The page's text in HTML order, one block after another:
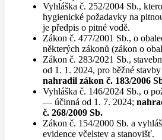
Vyhláška č. 252/2004 Sb.,
hygienické požadavky na
je předpis o pitné vodě.
Zákon č. 477/2001 Sb., o
některých zákonů (zákon o
Zákon č. 283/2021 Sb.,
od 1. 1. 2024, pro běžné
nahradil zákon č. 183/2006
Vyhláška č. 146/2024 Sb., o
— účinná od 1. 7. 2024;
č. 268/2009 Sb.
Zákon č. 154/2000 Sb. a
evidence včelstev a stanovišť.